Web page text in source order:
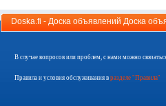
Doska.fi - Доска объявлений Доска
В случае вопросов или проблем, с нами можно
Правила и условия обслуживания в разделе "Правила"